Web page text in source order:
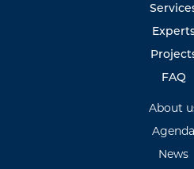
FAQ
About
Agenda
News